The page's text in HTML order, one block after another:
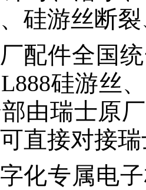
硅游丝断
配件全国
硅游丝
由瑞士原
直接对接
化专属电